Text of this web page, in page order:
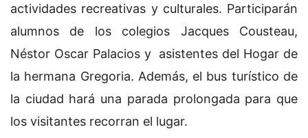
actividades recreativas y culturales. Participarán
alumnos de los colegios Jacques Cousteau,
Néstor Oscar Palacios y asistentes del Hogar de
la hermana Gregoria. Además, el bus turístico de
la ciudad hará una parada prolongada para que
los visitantes recorran el lugar.